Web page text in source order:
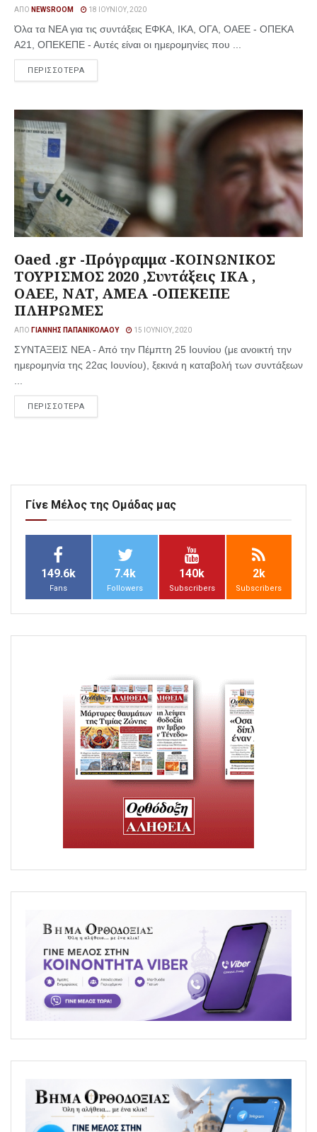
ΑΠΌ NEWSROOM 18 ΙΟΥΝΊΟΥ, 2020
Όλα τα ΝΕΑ για τις συντάξεις ΕΦΚΑ, ΙΚΑ, ΟΓΑ, ΟΑΕΕ - ΟΠΕΚΑ
Α21, ΟΠΕΚΕΠΕ - Αυτές είναι οι ημερομηνίες που ...
ΠΕΡΙΣΣΟΤΕΡΑ
Oaed .gr -Πρόγραμμα -ΚΟΙΝΩΝΙΚΟΣ
ΤΟΥΡΙΣΜΟΣ 2020 ,Συντάξεις ΙΚΑ ,
ΟΑΕΕ, ΝΑΤ, ΑΜΕΑ -ΟΠΕΚΕΠΕ
ΠΛΗΡΩΜΕΣ
ΑΠΌ ΓΙΆΝΝΗΣ ΠΑΠΑΝΙΚΟΛΆΟΥ 15 ΙΟΥΝΊΟΥ, 2020
ΣΥΝΤΑΞΕΙΣ ΝΕΑ - Από την Πέμπτη 25 Ιουνίου (με ανοικτή την
ημερομηνία της 22ας Ιουνίου), ξεκινά η καταβολή των συντάξεων
ΠΕΡΙΣΣΟΤΕΡΑ
Γίνε Μέλος της Ομάδας μας
149.6k
Fans
7.4k
Followers
140k
Subscribers
2k
Subscribers